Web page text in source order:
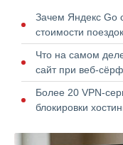
Зачем Яндекс Go
стоимости поездок
Что на самом
сайт при веб-
Более 20 VPN-
блокировки